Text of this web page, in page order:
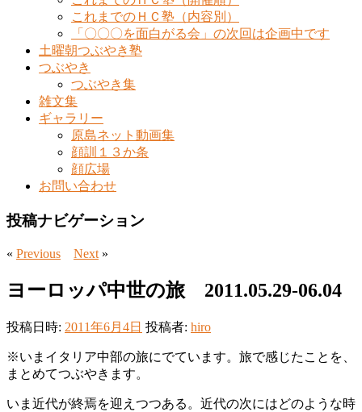
これまでのＨＣ塾（内容別）
「〇〇〇を面白がる会」の次回は企画中です
土曜朝つぶやき塾
つぶやき
つぶやき集
雑文集
ギャラリー
原島ネット動画集
顔訓１３か条
顔広場
お問い合わせ
投稿ナビゲーション
« Previous Next »
ヨーロッパ中世の旅 2011.05.29-06.04
投稿日時: 2011年6月4日 投稿者: hiro
※いまイタリア中部の旅にでています。旅で感じたことを、
まとめてつぶやきます。
いま近代が終焉を迎えつつある。近代の次にはどのような時